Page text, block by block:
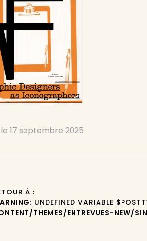
le17 septembre 2025
À :
: UNDEFINED VARIABLE
THEMES/ENTREVUES-NEW/